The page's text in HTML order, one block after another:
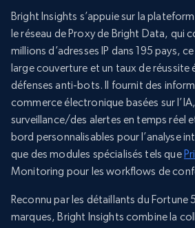
Bright Insights s’appuie sur la
le réseau de Proxy de Bright Data, qui
millions d’adresses IP dans 195 pays,
large couverture et un taux de réussite
défenses anti-bots. Il fournit des
commerce électronique basées sur
surveillance/des alertes en temps réel
bord personnalisables pour l’analyse
que des modules spécialisés tels que
Monitoring pour les workflows de
Reconnu par les détaillants du Fortune
marques, Bright Insights combine la